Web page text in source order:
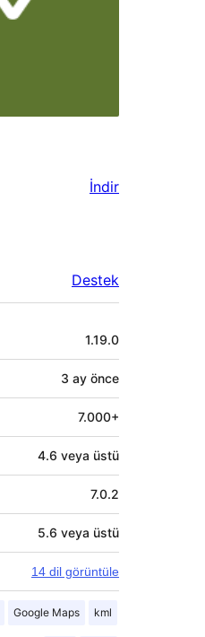
İndir
Destek
1.19.0
3 ay önce
7.000+
4.6 veya üstü
7.0.2
5.6 veya üstü
14 dil görüntüle
Google Maps kml